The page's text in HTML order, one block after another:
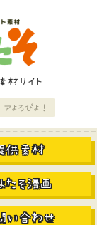
材サイト
アよろぴよ！
供素材
たそ漫画
い合わせ